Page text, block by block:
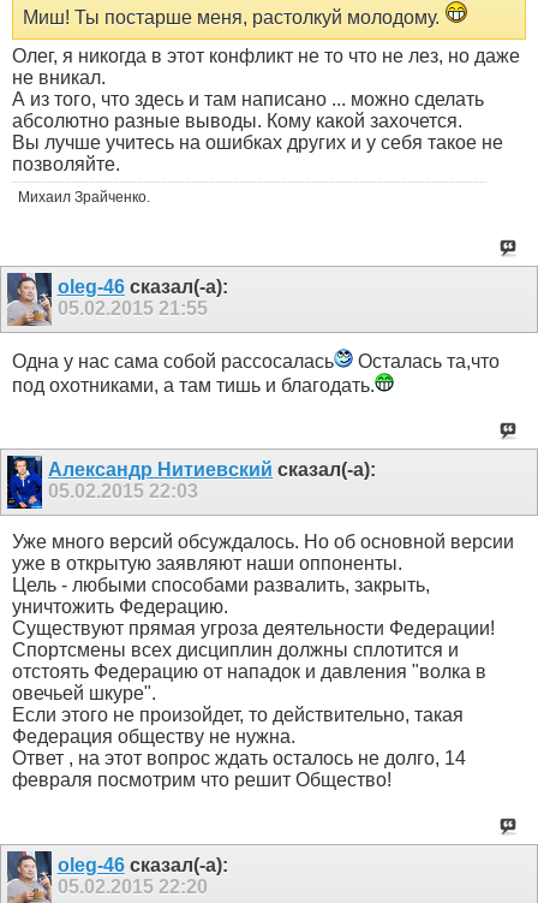
Миш! Ты постарше меня, растолкуй молодому.
Олег, я никогда в этот конфликт не то что не лез, но даже
не вникал.
А из того, что здесь и там написано ... можно сделать
абсолютно разные выводы. Кому какой захочется.
Вы лучше учитесь на ошибках других и у себя такое не
позволяйте.
Михаил Зрайченко.
oleg-46сказал(-а):
05.02.2015 21:55
Одна у нас сама собой рассосалась
Осталась та,что
под охотниками, а там тишь и благодать.
Александр Нитиевский сказал(-а):
05.02.201522:03
Уже много версий обсуждалось. Но об основной версии
уже в открытую заявляют наши оппоненты.
Цель - любыми способами развалить, закрыть,
уничтожить Федерацию.
Существуют прямая угроза деятельности Федерации!
Спортсмены всех дисциплин должны сплотится и
отстоять Федерацию от нападок и давления "волка в
овечьей шкуре".
Если этого не произойдет, то действительно, такая
Федерация обществу не нужна.
Ответ , на этот вопрос ждать осталось не долго, 14
февраля посмотрим что решит Общество!
oleg-46сказал(-а):
05.02.2015 22:20